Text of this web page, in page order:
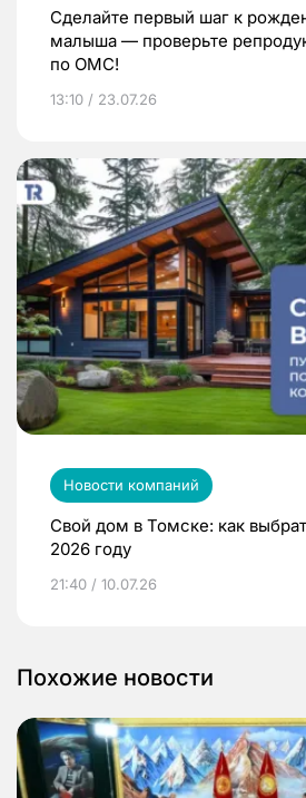
Сделайте первый шаг к
малыша — проверьте
по ОМС!
13:10 / 23.07.26
Новости компаний
Свой дом в Томске: как
2026 году
21:40 / 10.07.26
Похожие новости